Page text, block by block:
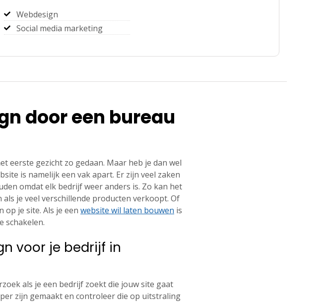
Webdesign
Social media marketing
door een bureau
eerste gezicht zo gedaan. Maar heb je dan wel
is namelijk een vak apart. Er zijn veel zaken
omdat elk bedrijf weer anders is. Zo kan het
je veel verschillende producten verkoopt. Of
op je site. Als je een website wil laten bouwen is
schakelen.
voor je bedrijf in
als je een bedrijf zoekt die jouw site gaat
zijn gemaakt en controleer die op uitstraling